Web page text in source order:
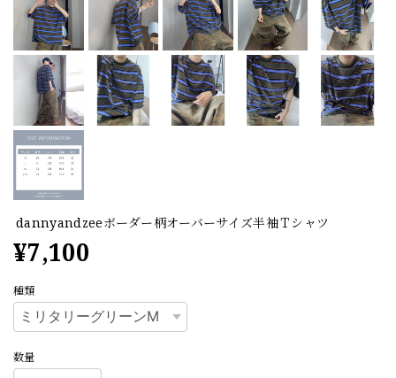
dannyandzeeボーダー柄オーバーサイズ半袖Ｔシャツ
¥7,100
種類
数量